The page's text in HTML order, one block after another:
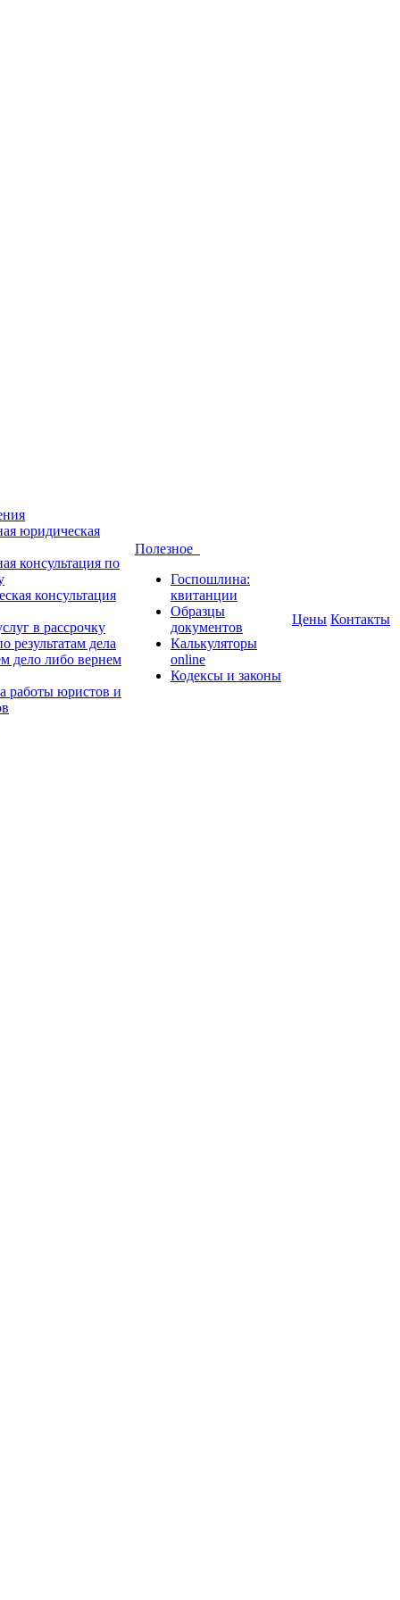
юридическая
консультация по
консультация
в рассрочку
результатам дела
дело либо вернем
работы юристов и
Полезное
Госпошлина:
квитанции
Образцы
документов
Калькуляторы
online
Кодексы и законы
Цены Контакты